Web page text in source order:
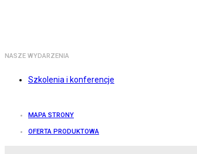
NASZE WYDARZENIA
Szkolenia i konferencje
MAPA STRONY
OFERTA PRODUKTOWA